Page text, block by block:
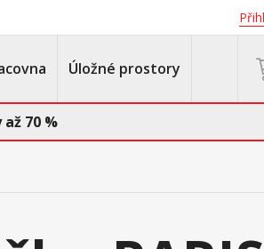
Úložné prostory
70 %